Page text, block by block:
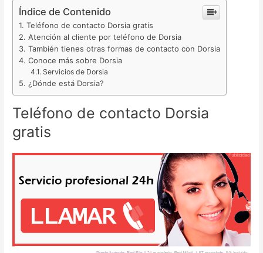
Índice de Contenido
Teléfono de contacto Dorsia gratis
Atención al cliente por teléfono de Dorsia
También tienes otras formas de contacto con Dorsia
Conoce más sobre Dorsia
Servicios de Dorsia
¿Dónde está Dorsia?
Teléfono de contacto Dorsia
gratis